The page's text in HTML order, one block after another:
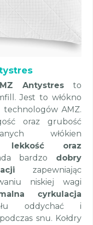
Antystres to
Jest to włókno
technologów AMZ.
oraz grubość
włókien
lekkość oraz
bardzo dobry
zapewniając
niskiej wagi
cyrkulacja
oddychać i
snu. Kołdry